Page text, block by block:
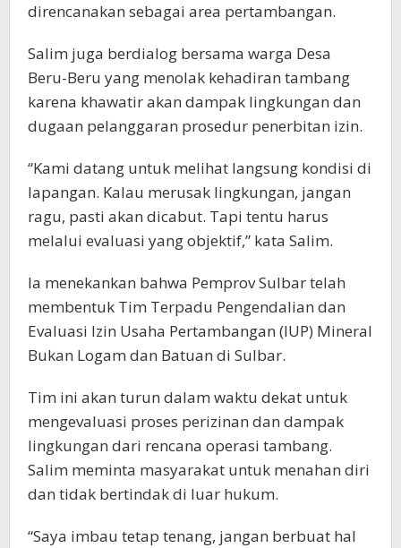
direncanakan sebagai area pertambangan.
Salim juga berdialog bersama warga Desa
Beru-Beru yang menolak kehadiran tambang
karena khawatir akan dampak lingkungan dan
dugaan pelanggaran prosedur penerbitan izin.
“Kami datang untuk melihat langsung kondisi di
lapangan. Kalau merusak lingkungan, jangan
ragu, pasti akan dicabut. Tapi tentu harus
melalui evaluasi yang objektif,” kata Salim.
Ia menekankan bahwa Pemprov Sulbar telah
membentuk Tim Terpadu Pengendalian dan
Evaluasi Izin Usaha Pertambangan (IUP) Mineral
Bukan Logam dan Batuan di Sulbar.
Tim ini akan turun dalam waktu dekat untuk
mengevaluasi proses perizinan dan dampak
lingkungan dari rencana operasi tambang.
Salim meminta masyarakat untuk menahan diri
dan tidak bertindak di luar hukum.
“Saya imbau tetap tenang, jangan berbuat hal